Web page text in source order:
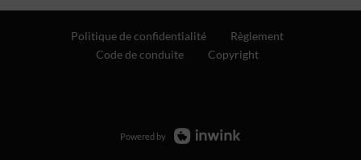
Politique de confidentialité
Règlement
Code de conduite
Copyright
Powered by